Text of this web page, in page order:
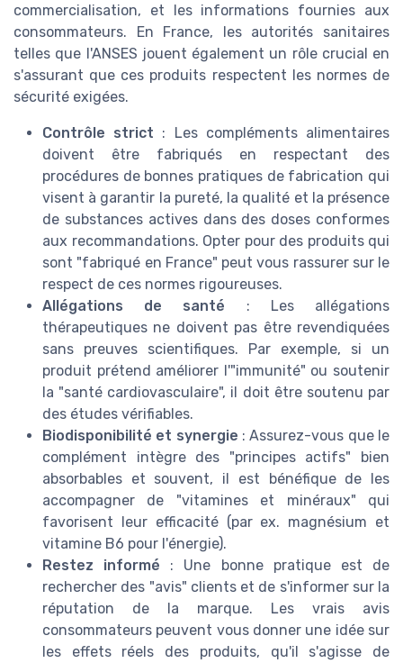
commercialisation, et les informations fournies aux
consommateurs. En France, les autorités sanitaires
telles que l'ANSES jouent également un rôle crucial en
s'assurant que ces produits respectent les normes de
sécurité exigées.
Contrôle strict : Les compléments alimentaires
doivent être fabriqués en respectant des
procédures de bonnes pratiques de fabrication qui
visent à garantir la pureté, la qualité et la présence
de substances actives dans des doses conformes
aux recommandations. Opter pour des produits qui
sont "fabriqué en France" peut vous rassurer sur le
respect de ces normes rigoureuses.
Allégations de santé : Les allégations
thérapeutiques ne doivent pas être revendiquées
sans preuves scientifiques. Par exemple, si un
produit prétend améliorer l'"immunité" ou soutenir
la "santé cardiovasculaire", il doit être soutenu par
des études vérifiables.
Biodisponibilité et synergie : Assurez-vous que le
complément intègre des "principes actifs" bien
absorbables et souvent, il est bénéfique de les
accompagner de "vitamines et minéraux" qui
favorisent leur efficacité (par ex. magnésium et
vitamine B6 pour l'énergie).
Restez informé : Une bonne pratique est de
rechercher des "avis" clients et de s'informer sur la
réputation de la marque. Les vrais avis
consommateurs peuvent vous donner une idée sur
les effets réels des produits, qu'il s'agisse de